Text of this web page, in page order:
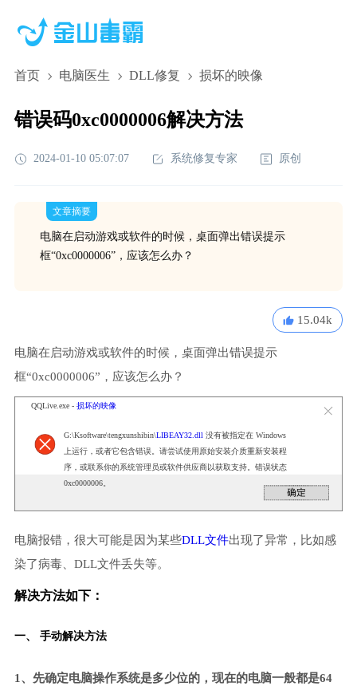
首页 电脑医生 DLL修复 损坏的映像
错误码0xc0000006解决方法
2024-01-10 05:07:07 系统修复专家 原创
文章摘要
电脑在启动游戏或软件的时候，桌面弹出错误提示
框“0xc0000006”，应该怎么办？
15.04k
电脑在启动游戏或软件的时候，桌面弹出错误提示
框“0xc0000006”，应该怎么办？
QQLive.exe - 损坏的映像
G:\Ksoftware\tengxunshibin\LIBEAY32.dll 没有被指定在 Windows
上运行，或者它包含错误。请尝试使用原始安装介质重新安装程
序，或联系你的系统管理员或软件供应商以获取支持。错误状态
0xc0000006。
电脑报错，很大可能是因为某些DLL文件出现了异常，比如感
染了病毒、DLL文件丢失等。
解决方法如下：
一、 手动解决方法
1、先确定电脑操作系统是多少位的，现在的电脑一般都是64